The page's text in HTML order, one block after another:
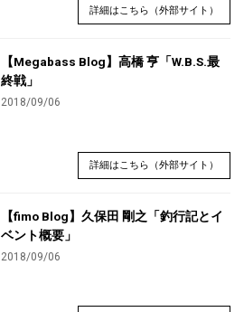
詳細はこちら（外部サイト）
【Megabass Blog】高橋 亨「W.B.S.最
終戦」
2018/09/06
詳細はこちら（外部サイト）
【fimo Blog】久保田 剛之「釣行記とイ
ベント概要」
2018/09/06